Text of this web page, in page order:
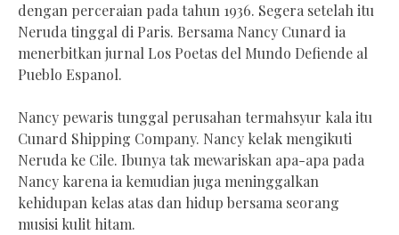
dengan perceraian pada tahun 1936. Segera setelah itu
Neruda tinggal di Paris. Bersama Nancy Cunard ia
menerbitkan jurnal Los Poetas del Mundo Defiende al
Pueblo Espanol.
Nancy pewaris tunggal perusahan termahsyur kala itu
Cunard Shipping Company. Nancy kelak mengikuti
Neruda ke Cile. Ibunya tak mewariskan apa-apa pada
Nancy karena ia kemudian juga meninggalkan
kehidupan kelas atas dan hidup bersama seorang
musisi kulit hitam.